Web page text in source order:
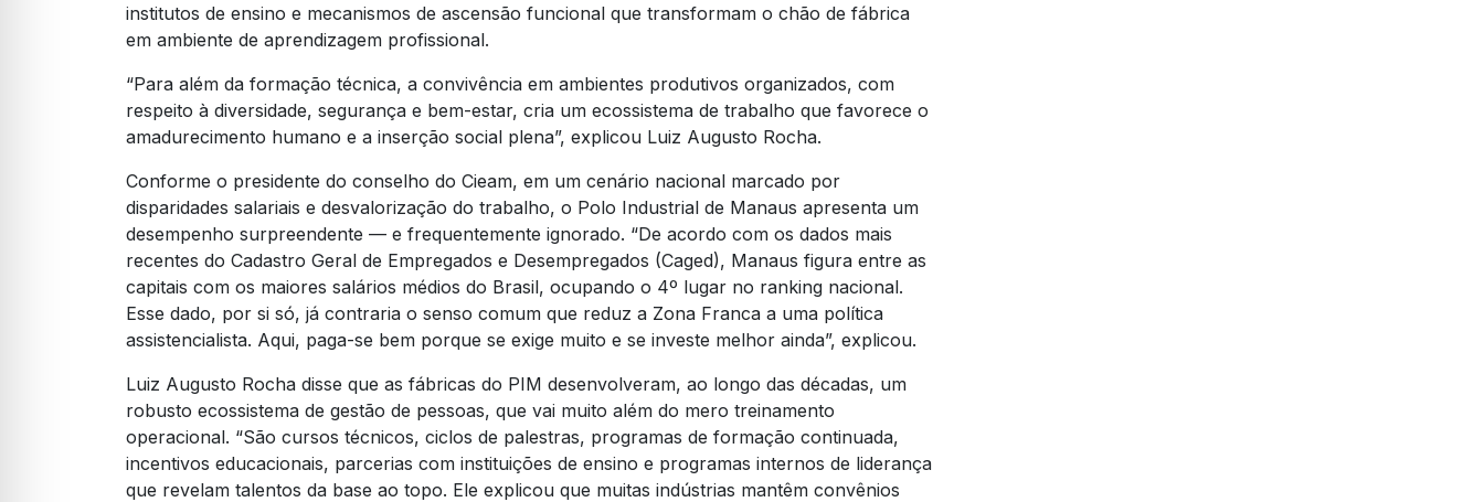
institutos de ensino e mecanismos de ascensão funcional que transformam o chão de fábrica
em ambiente de aprendizagem profissional.
“Para além da formação técnica, a convivência em ambientes produtivos organizados, com
respeito à diversidade, segurança e bem-estar, cria um ecossistema de trabalho que favorece o
amadurecimento humano e a inserção social plena”, explicou Luiz Augusto Rocha.
Conforme o presidente do conselho do Cieam, em um cenário nacional marcado por
disparidades salariais e desvalorização do trabalho, o Polo Industrial de Manaus apresenta um
desempenho surpreendente — e frequentemente ignorado. “De acordo com os dados mais
recentes do Cadastro Geral de Empregados e Desempregados (Caged), Manaus figura entre as
capitais com os maiores salários médios do Brasil, ocupando o 4º lugar no ranking nacional.
Esse dado, por si só, já contraria o senso comum que reduz a Zona Franca a uma política
assistencialista. Aqui, paga-se bem porque se exige muito e se investe melhor ainda”, explicou.
Luiz Augusto Rocha disse que as fábricas do PIM desenvolveram, ao longo das décadas, um
robusto ecossistema de gestão de pessoas, que vai muito além do mero treinamento
operacional. “São cursos técnicos, ciclos de palestras, programas de formação continuada,
incentivos educacionais, parcerias com instituições de ensino e programas internos de liderança
que revelam talentos da base ao topo. Ele explicou que muitas indústrias mantêm convênios